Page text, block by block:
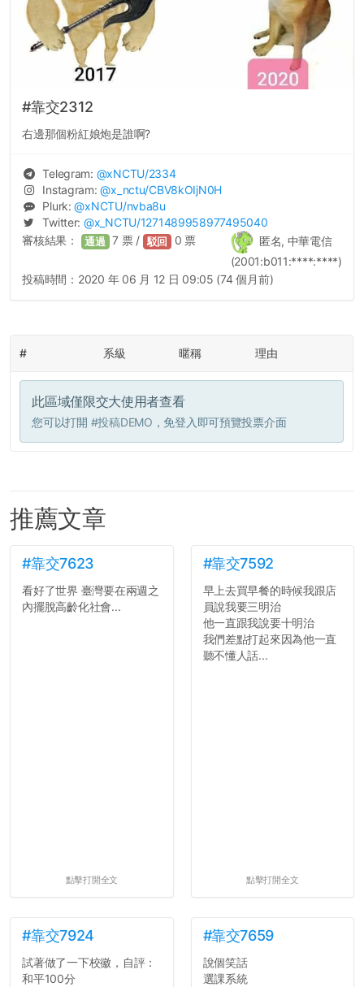
#靠交2312
右邊那個粉紅娘炮是誰啊?
Telegram: @xNCTU/2334
Instagram:@x_nctu/CBV8kOIjN0H
Plurk:@xNCTU/nvba8u
Twitter: @x_NCTU/1271489958977495040
匿名, 中華電信
(2001:b011:****:****)
審核結果： 通過 7 票 / 駁回 0 票
投稿時間： 2020 年 06 月 12 日 09:05 (74 個月前)
# 系級 暱稱 理由
此區域僅限交大使用者查看
您可以打開 #投稿DEMO ，免登入即可預覽投票介面
推薦文章
#靠交7623
看好了世界 臺灣要在兩週之
內擺脫高齡化社會...
點擊打開全文
#靠交7592
早上去買早餐的時候我跟店
員說我要三明治
他一直跟我說要十明治
我們差點打起來因為他一直
聽不懂人話...
點擊打開全文
#靠交7924
試著做了一下校徽，自評：
和平100分
#靠交7659
說個笑話
選課系統